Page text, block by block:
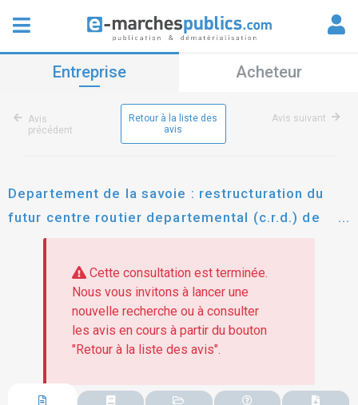
Entreprise Acheteur
Avis
précédent
Retour à la liste des
avis
Avis suivant
Departement de la savoie : restructuration du
futur centre routier departemental (c.r.d.) de
challes-les-eaux
Cette consultation est terminée.
Nous vous invitons à lancer une
nouvelle recherche ou à consulter
les avis en cours à partir du bouton
"Retour à la liste des avis".